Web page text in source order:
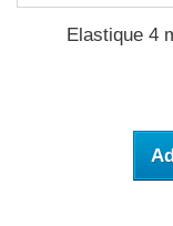
Elastique 4